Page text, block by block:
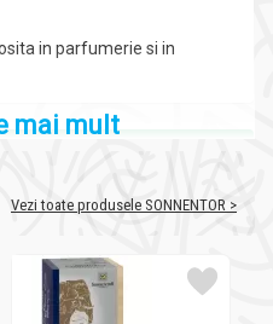
in parfumerie si in
mai mult
Vezi toate produsele SONNENTOR >